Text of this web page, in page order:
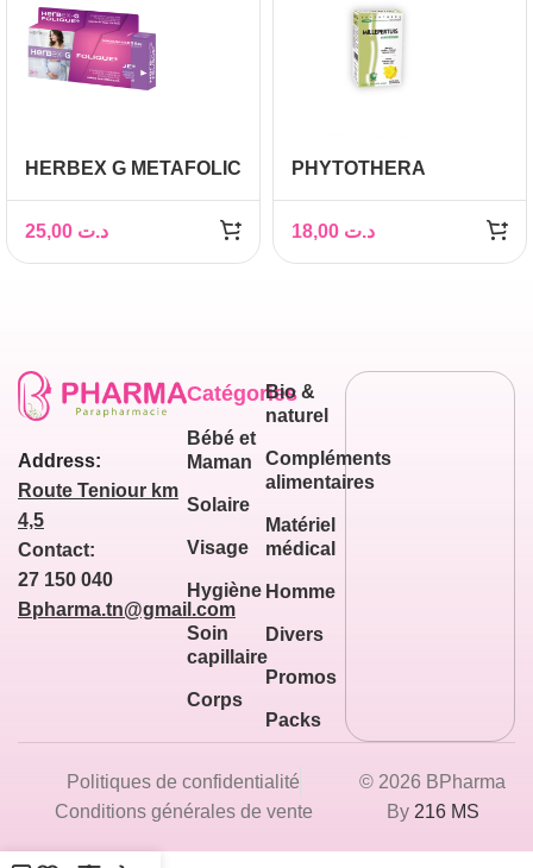
HERBEX G METAFOLIC
GELULES
د.ت
PHYTOTHERA
د.ت
Address:
Route Teniour km
4,5
Contact:
27 150 040
Bpharma.tn@gmail.com
Catégories
Bébé et
Maman
Solaire
Visage
Hygiène
Soin
capillaire
Corps
Bio &
naturel
Compléments
alimentaires
Matériel
médical
Homme
Divers
Promos
Packs
© 2026 BPharma
By 216 MS
Politiques de confidentialité
Conditions générales de vente